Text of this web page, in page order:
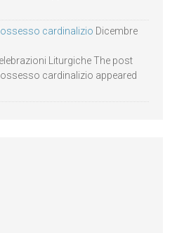
cardinalizio Dicembre
Liturgiche The post
cardinalizio appeared